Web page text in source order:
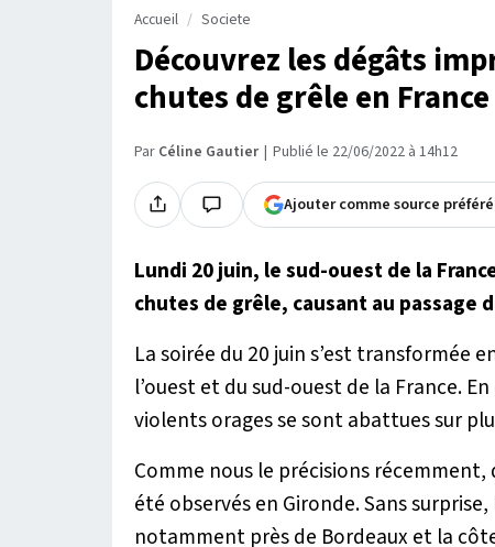
Accueil Societe
Découvrez les dégâts
chutes de grêle en France
Par Céline Gautier Publié le 22/06/2022 à 14h12
Ajouter comme source
Lundi 20 juin, le sud-ouest de la
chutes de grêle, causant au passage
La soirée du 20 juin s’est transformée
l’ouest et du sud-ouest de la France.
violents orages se sont abattues sur
Comme nous le précisions récemment,
été observés en Gironde. Sans
notamment près de Bordeaux et la